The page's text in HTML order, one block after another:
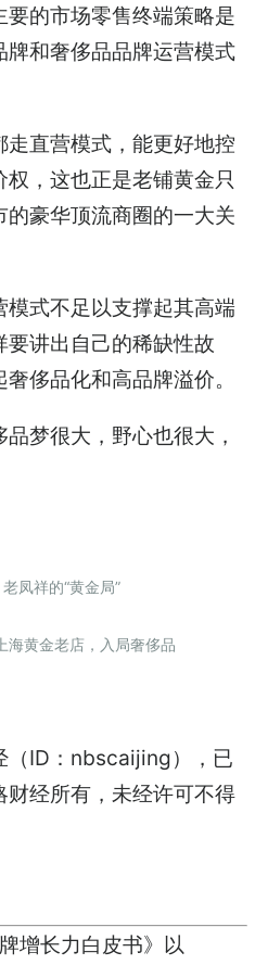
的市场零售终端策略是
和奢侈品品牌运营模式
直营模式，能更好地控
，这也正是老铺黄金只
豪华顶流商圈的一大关
式不足以支撑起其高端
讲出自己的稀缺性故
侈品化和高品牌溢价。
梦很大，野心也很大，
凤祥的“黄金局”
黄金老店，入局奢侈品
（ID：nbscaijing），已
经所有，未经许可不得
增长力白皮书》以